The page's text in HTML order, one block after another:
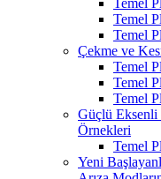
Temel
Temel
Temel
Çekme ve
Temel
Temel
Temel
Güçlü Eksenli
Örnekleri
Temel
Yeni